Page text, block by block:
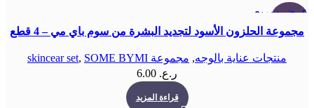
عرض سريع
مجموعة الحلزون الأسود لتجديد البشرة من سوم باي مي – 4 قطع
منتجات عناية بالوجه, مجموعة skincear set , SOME BYMI
ر.ع.
قراءة المزيد